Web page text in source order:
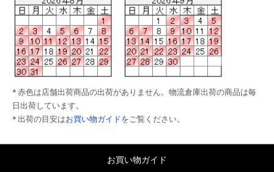
* 赤色は店舗出荷商品の出荷がありません。物流倉庫出荷の商品は毎
日出荷しています。
* 出荷の目安はお買い物ガイドをご覧ください。
お買い物ガイド